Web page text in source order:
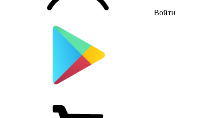
Войти